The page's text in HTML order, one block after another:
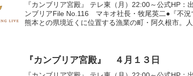
『カンブリア宮殿』 テレ東（月）22:00～公式HP
ンブリアFile No.116 マキオ社長・牧尾英二●『不況
熊本との県境近くに位置する漁業の町・阿久根市。
『カンブリア宮殿』 ４月１３日